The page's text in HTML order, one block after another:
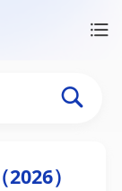
短剧
）